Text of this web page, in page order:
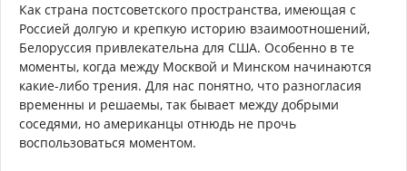
Как страна постсоветского пространства, имеющая с
Россией долгую и крепкую историю взаимоотношений,
Белоруссия привлекательна для США. Особенно в те
моменты, когда между Москвой и Минском начинаются
какие-либо трения. Для нас понятно, что разногласия
временны и решаемы, так бывает между добрыми
соседями, но американцы отнюдь не прочь
воспользоваться моментом.